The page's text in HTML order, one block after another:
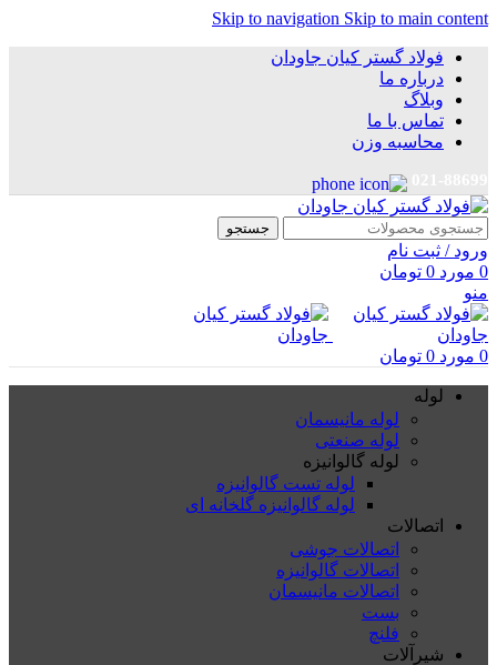
Skip to navigation Skip to main content
فولاد گستر کیان جاودان
درباره ما
وبلاگ
تماس با ما
محاسبه وزن
جستجو
ورود / ثبت نام
0 مورد 0 تومان
منو
0 مورد 0 تومان
لوله
لوله مانیسمان
لوله صنعتی
لوله گالوانیزه
لوله تست گالوانیزه
لوله گالوانیزه گلخانه ای
اتصالات
اتصالات جوشی
اتصالات گالوانیزه
اتصالات مانیسمان
بست
فلنچ
شیرآلات